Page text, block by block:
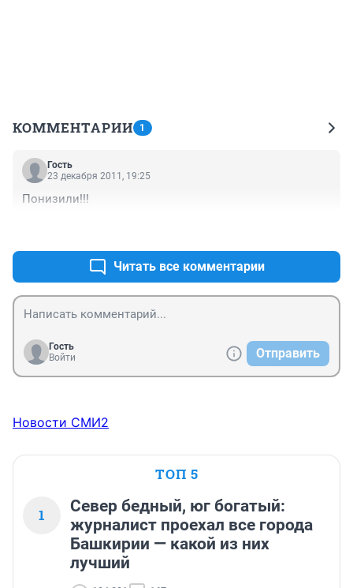
КОММЕНТАРИИ 1
Гость
23 декабря 2011, 19:25
Понизили!!!
Читать все комментарии
Гость
Войти
Отправить
Новости СМИ2
ТОП 5
1
Север бедный, юг богатый:
журналист проехал все города
Башкирии — какой из них
лучший